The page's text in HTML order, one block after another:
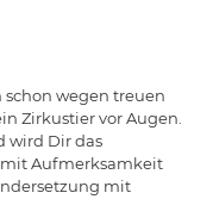
wegen treuen
Zirkustier vor Augen.
wird Dir das
Aufmerksamkeit
mit